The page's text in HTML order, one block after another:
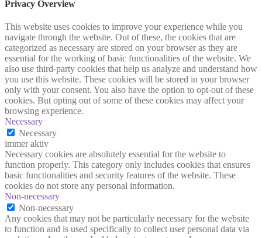
Privacy Overview
This website uses cookies to improve your experience while you
navigate through the website. Out of these, the cookies that are
categorized as necessary are stored on your browser as they are
essential for the working of basic functionalities of the website. We
also use third-party cookies that help us analyze and understand how
you use this website. These cookies will be stored in your browser
only with your consent. You also have the option to opt-out of these
cookies. But opting out of some of these cookies may affect your
browsing experience.
Necessary
Necessary
immer aktiv
Necessary cookies are absolutely essential for the website to
function properly. This category only includes cookies that ensures
basic functionalities and security features of the website. These
cookies do not store any personal information.
Non-necessary
Non-necessary
Any cookies that may not be particularly necessary for the website
to function and is used specifically to collect user personal data via